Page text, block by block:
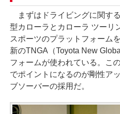
まずはドライビングに関す
型カローラとカローラ ツーリ
スポーツのプラットフォーム
新のTNGA（Toyota New
フォームが使われている。こ
でポイントになるのが剛性ア
ブソーバーの採用だ。